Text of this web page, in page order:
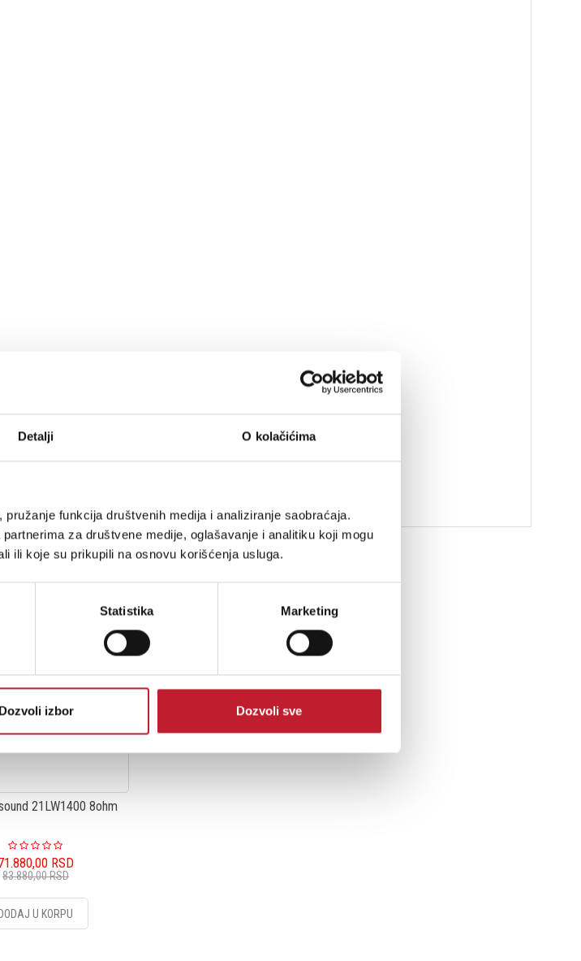
Detalji O kolačićima
funkcija društvenih medija i analiziranje saobraćaja.
za društvene medije, oglašavanje i analitiku koji mogu
ili koje su prikupili na osnovu korišćenja usluga.
Statistika Marketing
Dozvoli izbor Dozvoli sve
21LW1400 8ohm
RSD
83.880,00RSD
DODAJ U KORPU